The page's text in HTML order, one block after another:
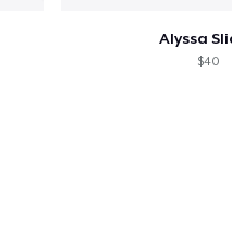
Alyssa
$40